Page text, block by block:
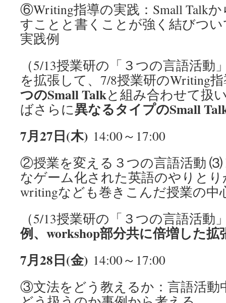
⑥Writing指導の実践：Small Talk
すことと書くことが強く結びつ
実践例
（5/13授業研の「３つの言語活動
を拡張して、7/8授業研のWriting
つのSmall Talkと組み合わせて扱
ばさらに異なるタイプのSmall
7月27日(木) 14:00～17:00
②授業を変える３つの言語活動 ⑶
なゲーム化された英語のやりとり
writingなども巻きこんだ授業の中
（5/13授業研の「３つの言語活動
例、workshop部分共に倍増した拡
7月28日(金) 14:00～17:00
③文法をどう教えるか：言語活動